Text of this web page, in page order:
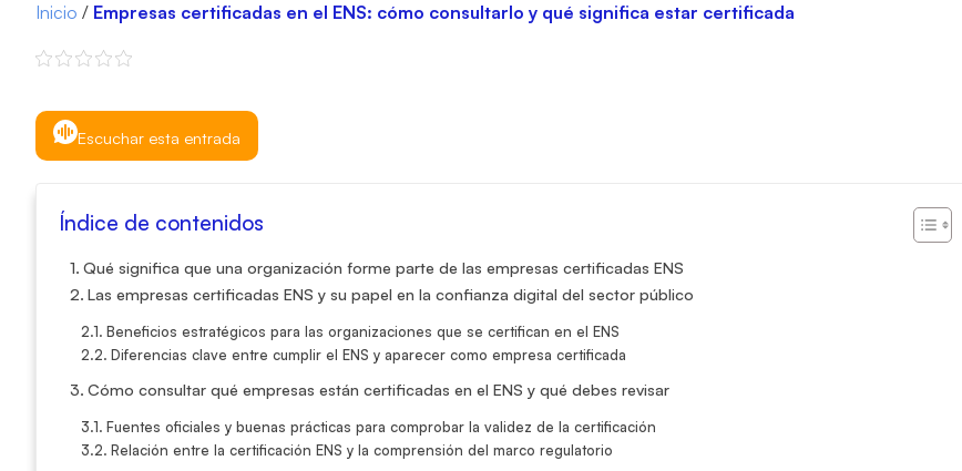
Inicio / Empresas certificadas en el ENS: cómo consultarlo y qué significa estar certificada
Escuchar esta entrada
Índice de contenidos
Qué significa que una organización forme parte de las empresas certificadas ENS
Las empresas certificadas ENS y su papel en la confianza digital del sector público
Beneficios estratégicos para las organizaciones que se certifican en el ENS
Diferencias clave entre cumplir el ENS y aparecer como empresa certificada
Cómo consultar qué empresas están certificadas en el ENS y qué debes revisar
Fuentes oficiales y buenas prácticas para comprobar la validez de la certificación
Relación entre la certificación ENS y la comprensión del marco regulatorio